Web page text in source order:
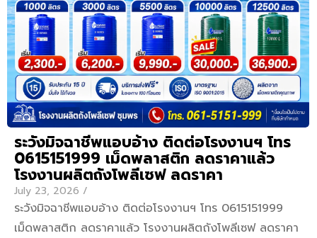
ระวังมิจฉาชีพแอบอ้าง ติดต่อโรงงานฯ โทร
0615151999 เม็ดพลาสติก ลดราคาแล้ว
โรงงานผลิตถังโพลีเซฟ ลดราคา
July 23, 2026 /
ระวังมิจฉาชีพแอบอ้าง ติดต่อโรงงานฯ โทร 0615151999
เม็ดพลาสติก ลดราคาแล้ว โรงงานผลิตถังโพลีเซฟ ลดราคา